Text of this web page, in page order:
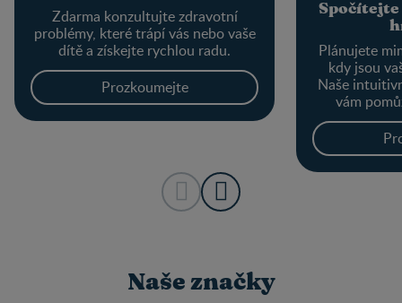
Zdarma konzultujte zdravotní
problémy, které trápí vás nebo vaše
dítě a získejte rychlou radu.
Prozkoumejte
Spočítejte
Plánujete
kdy jsou
Naše
vám
provést
optimálního
Naše značky